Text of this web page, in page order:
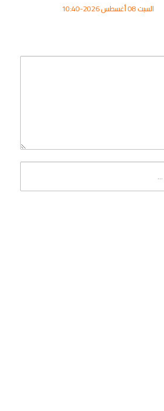
السبت 08 أغسطس 2026-10:40